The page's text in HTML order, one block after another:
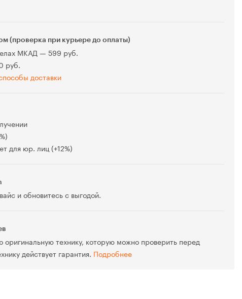
(проверка при курьере до оплаты)
МКАД — 599 руб.
руб.
доставки
для юр. лиц (+12%)
и обновитесь с выгодой.
технику, которую можно проверить перед
действует гарантия. Подробнее